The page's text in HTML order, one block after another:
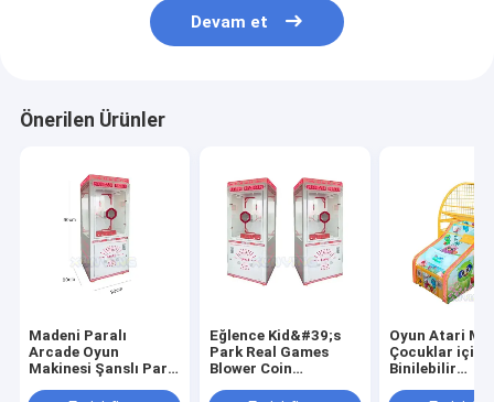
Devam et
Önerilen Ürünler
Madeni Paralı
Arcade Oyun
Makinesi Şanslı Para
Eğlence Kid&#39;s
Park Real Games
Blower Coin
Oyun Atari
Çocuklar için
Binilebilir